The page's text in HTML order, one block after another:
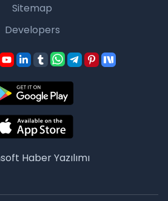
Sitemap
Developers
Haber Yazılımı